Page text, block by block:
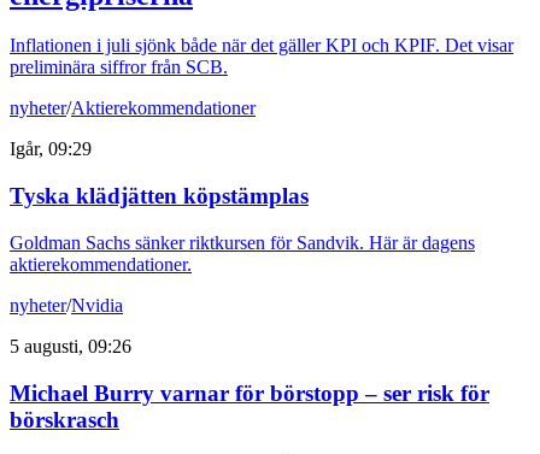
Inflationen i juli sjönk både när det gäller KPI och KPIF. Det visar
preliminära siffror från SCB.
nyheter/Aktierekommendationer
Igår, 09:29
Tyska klädjätten köpstämplas
Goldman Sachs sänker riktkursen för Sandvik. Här är dagens
aktierekommendationer.
nyheter/Nvidia
5 augusti, 09:26
Michael Burry varnar för börstopp – ser risk för
börskrasch